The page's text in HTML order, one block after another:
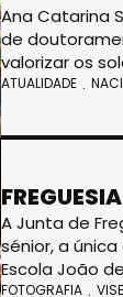
Ana Catarina
de
valorizar os
ATUALIDADE
A Junta de
sénior, a
Escola João
FOTOGRAFIA